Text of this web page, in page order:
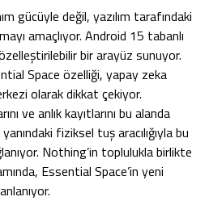
gücüyle değil, yazılım tarafındaki
amaçlıyor. Android 15 tabanlı
bir arayüz sunuyor.
Space özelliği, yapay zeka
olarak dikkat çekiyor.
ve anlık kayıtlarını bu alanda
fiziksel tuş aracılığıyla bu
Nothing’in toplulukla birlikte
Essential Space’in yeni